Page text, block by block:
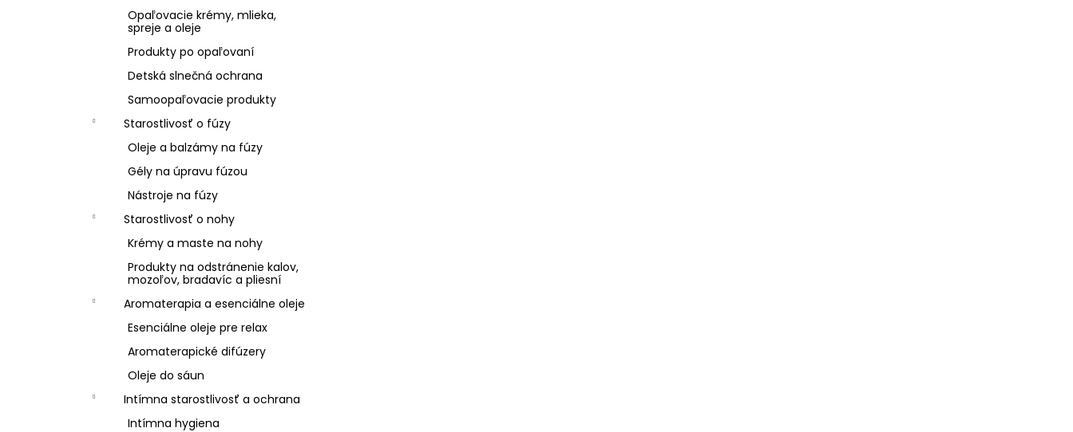
Opaľovacie krémy, mlieka,
spreje a oleje
Produkty po opaľovaní
Detská slnečná ochrana
Samoopaľovacie produkty
Starostlivosť o fúzy
Oleje a balzámy na fúzy
Gély na úpravu fúzou
Nástroje na fúzy
Starostlivosť o nohy
Krémy a maste na nohy
Produkty na odstránenie kalov,
mozoľov, bradavíc a pliesní
Aromaterapia a esenciálne oleje
Esenciálne oleje pre relax
Aromaterapické difúzery
Oleje do sáun
Intímna starostlivosť a ochrana
Intímna hygiena